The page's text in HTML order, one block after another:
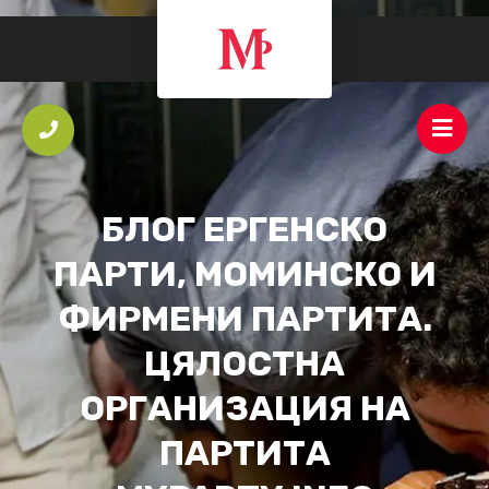
БЛОГ ЕРГЕНСКО
ПАРТИ, МОМИНСКО И
ФИРМЕНИ ПАРТИТА.
ЦЯЛОСТНА
ОРГАНИЗАЦИЯ НА
ПАРТИТА